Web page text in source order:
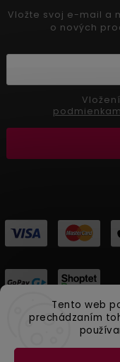
Tento web
prechádzaním
Vložte svoj e-mail a
o nových
Copyright 2026